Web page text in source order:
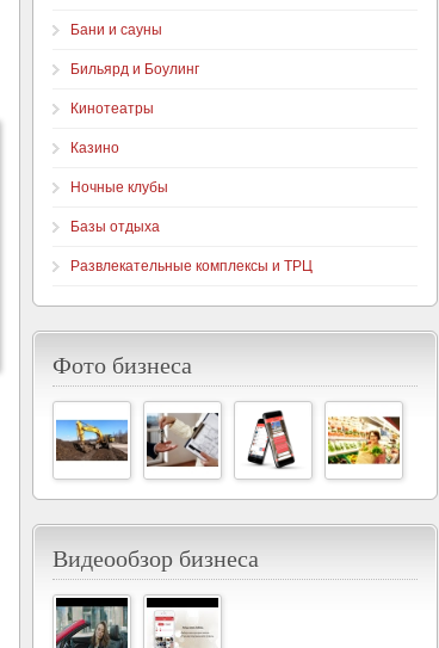
Бани и сауны
Бильярд и Боулинг
Кинотеатры
Казино
Ночные клубы
Базы отдыха
Развлекательные комплексы и ТРЦ
Фото бизнеса
Видеообзор бизнеса